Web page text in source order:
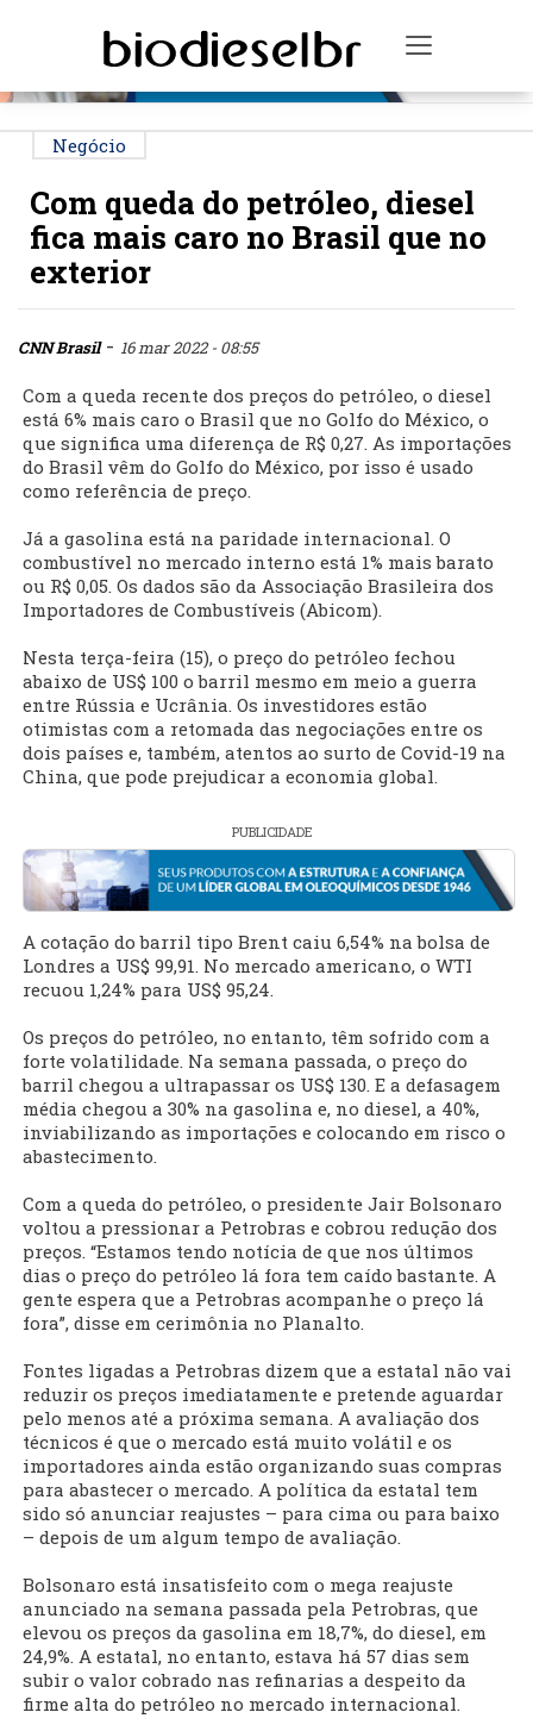
Toggle
Negócio
Com queda do petróleo, diesel
fica mais caro no Brasil que no
exterior
CNN Brasil- 16 mar 2022 - 08:55
Com a queda recente dos preços do petróleo, o diesel
está 6% mais caro o Brasil que no Golfo do México, o
que significa uma diferença de R$ 0,27. As importações
do Brasil vêm do Golfo do México, por isso é usado
como referência de preço.
Já a gasolina está na paridade internacional. O
combustível no mercado interno está 1% mais barato
ou R$ 0,05. Os dados são da Associação Brasileira dos
Importadores de Combustíveis (Abicom).
Nesta terça-feira (15), o preço do petróleo fechou
abaixo de US$ 100 o barril mesmo em meio a guerra
entre Rússia e Ucrânia. Os investidores estão
otimistas com a retomada das negociações entre os
dois países e, também, atentos ao surto de Covid-19 na
China, que pode prejudicar a economia global.
PUBLICIDADE
A cotação do barril tipo Brent caiu 6,54% na bolsa de
Londres a US$ 99,91. No mercado americano, o WTI
recuou 1,24% para US$ 95,24.
Os preços do petróleo, no entanto, têm sofrido com a
forte volatilidade. Na semana passada, o preço do
barril chegou a ultrapassar os US$ 130. E a defasagem
média chegou a 30% na gasolina e, no diesel, a 40%,
inviabilizando as importações e colocando em risco o
abastecimento.
Com a queda do petróleo, o presidente Jair Bolsonaro
voltou a pressionar a Petrobras e cobrou redução dos
preços. “Estamos tendo notícia de que nos últimos
dias o preço do petróleo lá fora tem caído bastante. A
gente espera que a Petrobras acompanhe o preço lá
fora”, disse em cerimônia no Planalto.
Fontes ligadas a Petrobras dizem que a estatal não vai
reduzir os preços imediatamente e pretende aguardar
pelo menos até a próxima semana. A avaliação dos
técnicos é que o mercado está muito volátil e os
importadores ainda estão organizando suas compras
para abastecer o mercado. A política da estatal tem
sido só anunciar reajustes – para cima ou para baixo
– depois de um algum tempo de avaliação.
Bolsonaro está insatisfeito com o mega reajuste
anunciado na semana passada pela Petrobras, que
elevou os preços da gasolina em 18,7%, do diesel, em
24,9%. A estatal, no entanto, estava há 57 dias sem
subir o valor cobrado nas refinarias a despeito da
firme alta do petróleo no mercado internacional.